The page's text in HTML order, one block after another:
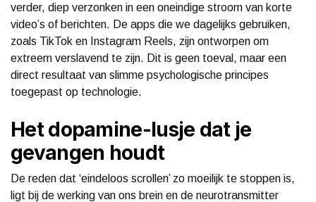
verder, diep verzonken in een oneindige stroom van korte
video’s of berichten. De apps die we dagelijks gebruiken,
zoals TikTok en Instagram Reels, zijn ontworpen om
extreem verslavend te zijn. Dit is geen toeval, maar een
direct resultaat van slimme psychologische principes
toegepast op technologie.
Het dopamine-lusje dat je
gevangen houdt
De reden dat ‘eindeloos scrollen’ zo moeilijk te stoppen is,
ligt bij de werking van ons brein en de neurotransmitter